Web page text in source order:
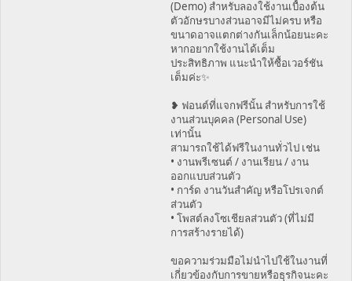
(Demo) สำหรับลองใช้งานเบื้องต้น
ตัวอักษรบางส่วนอาจมีไม่ครบ หรือ
ขนาดอาจแตกต่างกันเล็กน้อยนะคะ
หากอยากใช้งานได้เต็ม
ประสิทธิภาพ แนะนำให้ซื้อเวอร์ชัน
เต็มค่ะ✨
❥ ฟอนต์ที่แจกฟรีนั้น สำหรับการใช้
งานส่วนบุคคล (Personal Use)
เท่านั้น
สามารถใช้ได้ฟรีในงานทั่วไป เช่น
• งานพรีเซนต์ / งานเรียน / งาน
ออกแบบส่วนตัว
• การ์ด งานวันสำคัญ หรือโปรเจกต์
ส่วนตัว
• โพสต์ลงโซเชียลส่วนตัว (ที่ไม่มี
การสร้างรายได้)
ขอความร่วมมือไม่นำไปใช้ในงานที่
เกี่ยวข้องกับการขายหรือธุรกิจนะคะ